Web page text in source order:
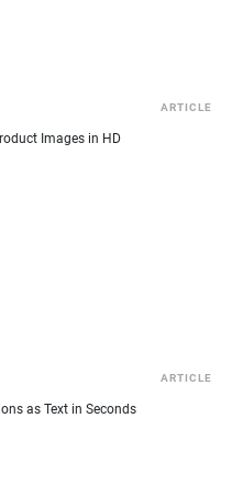
ARTICLE
Images in HD
ARTICLE
as Text in Seconds